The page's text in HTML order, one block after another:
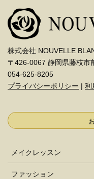
株式会社 NOUVELLE
〒426-0067 静岡県藤枝市
054-625-8205
プライバシーポリシー | 利
メイクレッスン
ファッション